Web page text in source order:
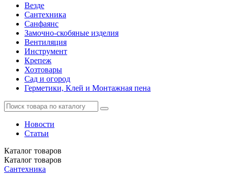
Везде
Сантехника
Санфаянс
Замочно-скобяные изделия
Вентиляция
Инструмент
Крепеж
Хозтовары
Сад и огород
Герметики, Клей и Монтажная пена
Новости
Статьи
Каталог товаров
Каталог товаров
Сантехника